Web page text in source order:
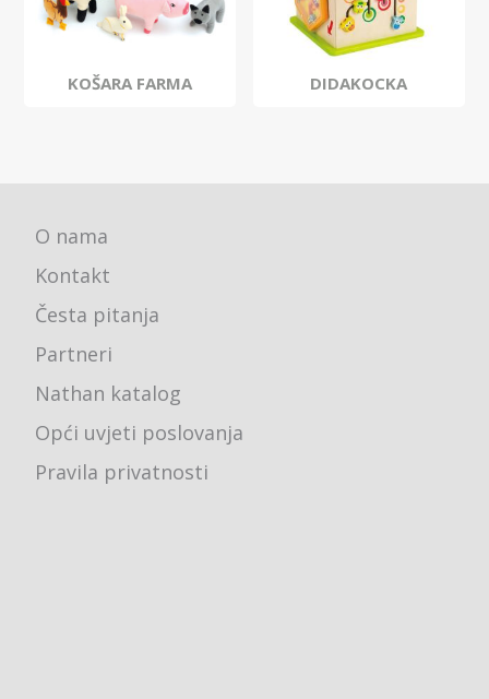
KOŠARA FARMA DIDAKOCKA
O nama
Kontakt
Česta pitanja
Partneri
Nathan katalog
Opći uvjeti poslovanja
Pravila privatnosti